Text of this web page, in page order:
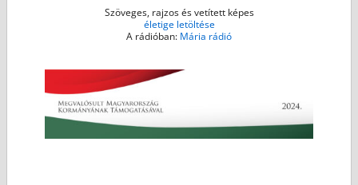
Szöveges, rajzos és vetített képes
életige letöltése
A rádióban: Mária rádió